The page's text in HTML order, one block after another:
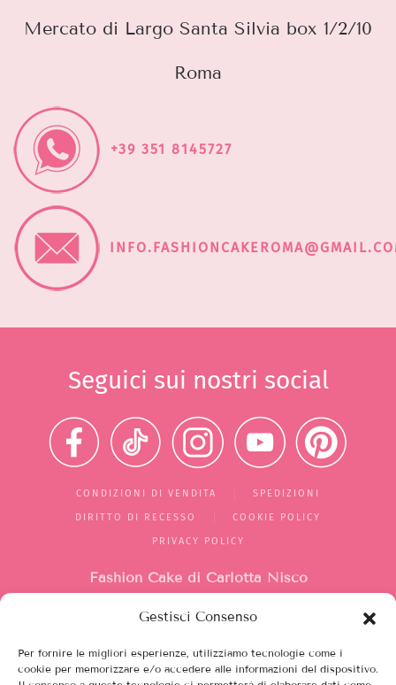
Gestisci Consenso
Per fornire le migliori esperienze, utilizziamo tecnologie come i
cookie per memorizzare e/o accedere alle informazioni del dispositivo.
Mercato di Largo Santa Silvia box 1/2/10
Roma
+39 351 8145727
Seguici sui nostri social
CONDIZIONI DI VENDITA SPEDIZIONI
DIRITTO DI RECESSO COOKIE POLICY
PRIVACY POLICY
Fashion Cake di Carlotta Nisco
Mercato di Largo Santa Silvia
00149, Roma (RM)